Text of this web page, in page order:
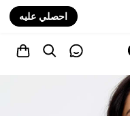
احصلي عليه